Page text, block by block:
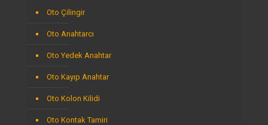
Oto Çilingir
Oto Anahtarcı
Oto Yedek Anahtar
Oto Kayıp Anahtar
Oto Kolon Kilidi
Oto Kontak Tamiri